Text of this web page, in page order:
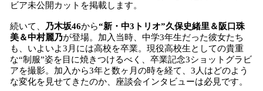
ビア未公開カットを掲載します。
続いて、 乃木坂46から“新・中3トリオ”久保史緒里＆阪口珠
美＆中村麗乃が登場。加入当時、中学3年生だった彼女たち
も、いよいよ3月には高校を卒業。現役高校生としての貴重
な“制服”姿を目に焼きつけるべく、卒業記念3ショットグラビ
アを撮影。加入から3年と数ヶ月の時を経て、3人はどのよう
な変化を見せてきたのか、座談会インタビューは必見です。